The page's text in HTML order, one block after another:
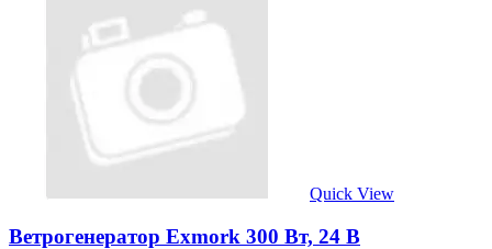
Quick View
Ветрогенератор Exmork 300 Вт, 24 B